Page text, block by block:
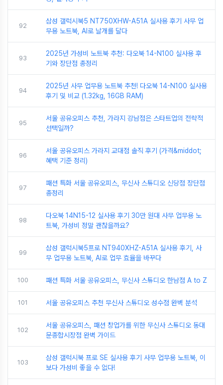
92
삼성 갤럭시북5 NT750XHW-A51A 실사용 후기 사무 업
무용 노트북, AI로 날개를 달다
93
2025년 가성비 노트북 추천: 다오북 14-N100 실사용 후
기와 장단점 총정리
94
2025년 사무 업무용 노트북 추천! 다오북 14-N100 실사용
후기 및 비교 (1.32kg, 16GB RAM)
95
서울 공유오피스 추천, 가라지 강남점은 스타트업의 전략적
선택일까?
96
서울 공유오피스 가라지 교대점 솔직 후기 (가격&middot;
혜택 기준 정리)
97
패션 특화 서울 공유오피스, 무신사 스튜디오 신당점 장단점
총정리
98
다오북 14N15-12 실사용 후기 30만 원대 사무 업무용 노
트북, 가성비 정말 괜찮을까요?
99
삼성 갤럭시북5프로 NT940XHZ-A51A 실사용 후기, 사
무 업무용 노트북, AI로 업무 효율을 바꾸다
100 패션 특화 서울 공유오피스, 무신사 스튜디오 한남점 A to Z
101 서울 공유오피스 추천 무신사 스튜디오 성수점 완벽 분석
102
서울 공유오피스, 패션 창업가를 위한 무신사 스튜디오 동대
문종합시장점 완벽 가이드
103
삼성 갤럭시북 프로 SE 실사용 후기 사무 업무용 노트북, 이
보다 가성비 좋을 수 없다!